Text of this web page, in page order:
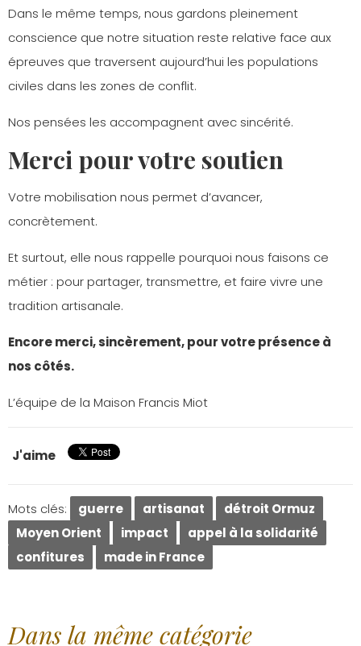
Dans le même temps, nous gardons pleinement
conscience que notre situation reste relative face aux
épreuves que traversent aujourd’hui les populations
civiles dans les zones de conflit.
Nos pensées les accompagnent avec sincérité.
Merci pour votre soutien
Votre mobilisation nous permet d’avancer,
concrètement.
Et surtout, elle nous rappelle pourquoi nous faisons ce
métier : pour partager, transmettre, et faire vivre une
tradition artisanale.
Encore merci, sincèrement, pour votre présence à
nos côtés.
L’équipe de la Maison Francis Miot
J'aime
Mots clés: guerre artisanat
détroit Ormuz
Moyen Orient
impact
appel à la solidarité
confitures
made in France
Dans la même catégorie